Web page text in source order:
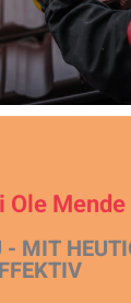
Ole Mende
MIT